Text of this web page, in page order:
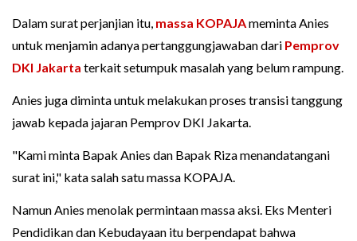
Dalam surat perjanjian itu, massa KOPAJAmeminta Anies
untuk menjamin adanya pertanggungjawaban dari Pemprov
DKI Jakarta terkait setumpuk masalah yang belum rampung.
Anies juga diminta untuk melakukan proses transisi tanggung
jawab kepada jajaran Pemprov DKI Jakarta.
"Kami minta Bapak Anies dan Bapak Riza menandatangani
surat ini," kata salah satu massa KOPAJA.
Namun Anies menolak permintaan massa aksi. Eks Menteri
Pendidikan dan Kebudayaan itu berpendapat bahwa